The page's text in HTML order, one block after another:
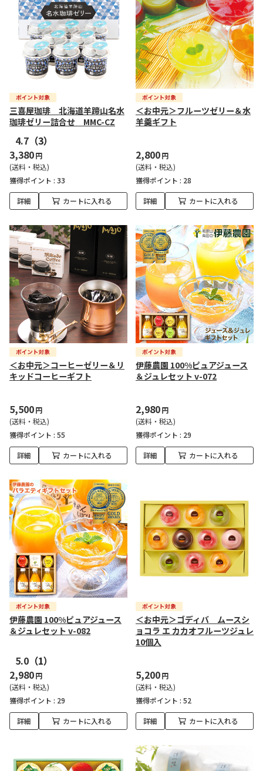
三喜屋珈琲 北海道羊蹄山名水
珈琲ゼリー詰合せ MMC-CZ
4.7 （3）
3,380円
(送料・税込)
獲得ポイント : 33
詳細 カートに入れる
＜お中元＞フルーツゼリー＆水
羊羹ギフト
2,800円
(送料・税込)
獲得ポイント : 28
詳細 カートに入れる
＜お中元＞コーヒーゼリー＆リ
キッドコーヒーギフト
5,500円
(送料・税込)
獲得ポイント : 55
詳細 カートに入れる
伊藤農園 100%ピュアジュース
＆ジュレセット v-072
2,980円
(送料・税込)
獲得ポイント : 29
詳細 カートに入れる
伊藤農園 100%ピュアジュース
＆ジュレセット v-082
5.0 （1）
2,980円
(送料・税込)
獲得ポイント : 29
詳細 カートに入れる
＜お中元＞ゴディバ ムースシ
ョコラ エ カカオフルーツジュレ
10個入
5,200円
(送料・税込)
獲得ポイント : 52
詳細 カートに入れる